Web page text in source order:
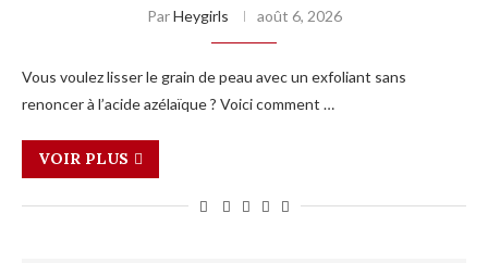
ParHeygirls août 6, 2026
Vous voulez lisser le grain de peau avec un exfoliant sans
renoncer à l’acide azélaïque ? Voici comment …
VOIR PLUS